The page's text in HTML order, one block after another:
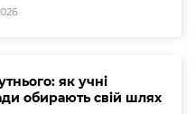
як учні
обирають свій шлях